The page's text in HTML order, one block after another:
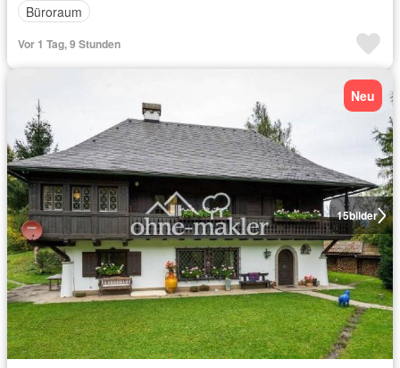
Büroraum
Vor 1 Tag, 9 Stunden
15bilder
Neu